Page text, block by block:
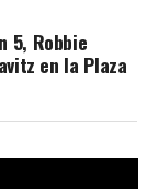
5, Robbie
en la Plaza